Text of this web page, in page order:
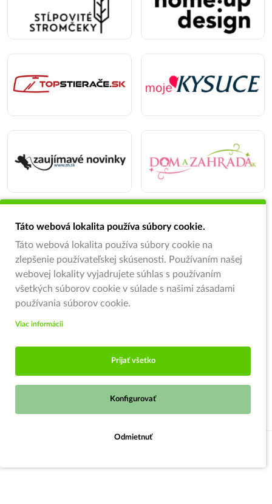
Táto webová lokalita používa súbory cookie.
Táto webová lokalita používa súbory cookie na
zlepšenie používateľskej skúsenosti. Používaním našej
webovej lokality vyjadrujete súhlas s používaním
všetkých súborov cookie v súlade s našimi zásadami
používania súborov cookie.
Viac informácii
Prijať všetko
Konfigurovať
Odmietnuť